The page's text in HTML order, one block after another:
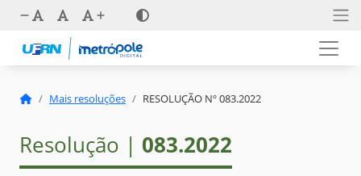
Mais resoluções RESOLUÇÃO Nº 083.2022
Resolução | 083.2022